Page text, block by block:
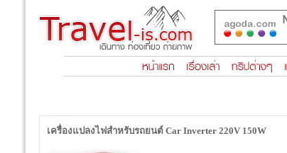
เครื่องแปลงไฟสำหรับรถยนต์ Car Inverter 220V 150W